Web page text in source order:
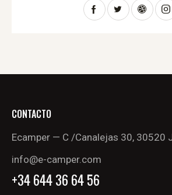
CONTACTO
Ecamper — C /Canalejas 30, 30520
info@e-camper.com
+34 644 36 64 56